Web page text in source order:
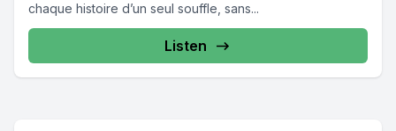
chaque histoire d’un seul souffle, sans...
Listen